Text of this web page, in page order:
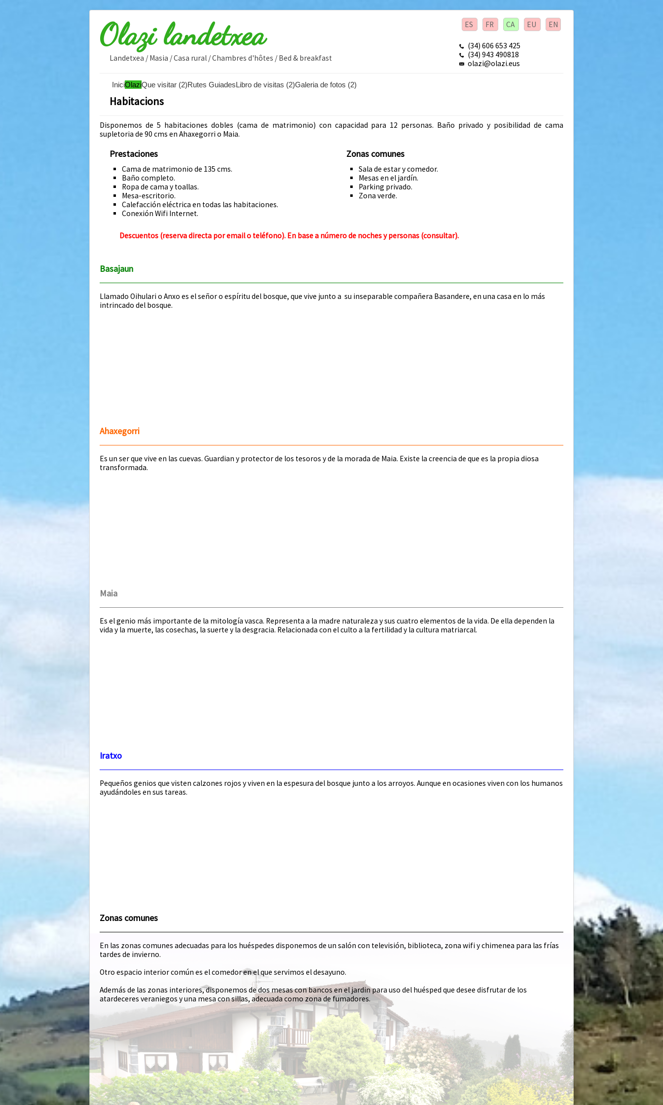
Olazi landetxea
Landetxea / Masia / Casa rural / Chambres d'hôtes / Bed & breakfast
ES FR CA EU EN
(34) 606 653 425
(34) 943 490818
olazi@olazi.eus
IniciOlaziQue visitar (2)Rutes GuiadesLibro de visitas (2)Galeria de fotos (2)
Habitacions
Disponemos de 5 habitaciones dobles (cama de matrimonio) con capacidad para 12 personas. Baño privado y posibilidad de cama
supletoria de 90 cms en Ahaxegorri o Maia.
Prestaciones
Cama de matrimonio de 135 cms.
Baño completo.
Ropa de cama y toallas.
Mesa-escritorio.
Calefacción eléctrica en todas las habitaciones.
Conexión Wifi Internet.
Zonas comunes
Sala de estar y comedor.
Mesas en el jardín.
Parking privado.
Zona verde.
Descuentos (reserva directa por email o teléfono). En base a número de noches y personas (consultar).
Basajaun
Llamado Oihulari o Anxo es el señor o espíritu del bosque, que vive junto a su inseparable compañera Basandere, en una casa en lo más
intrincado del bosque.
Ahaxegorri
Es un ser que vive en las cuevas. Guardian y protector de los tesoros y de la morada de Maia. Existe la creencia de que es la propia diosa
transformada.
Maia
Es el genio más importante de la mitología vasca. Representa a la madre naturaleza y sus cuatro elementos de la vida. De ella dependen la
vida y la muerte, las cosechas, la suerte y la desgracia. Relacionada con el culto a la fertilidad y la cultura matriarcal.
Iratxo
Pequeños genios que visten calzones rojos y viven en la espesura del bosque junto a los arroyos. Aunque en ocasiones viven con los humanos
ayudándoles en sus tareas.
Zonas comunes
En las zonas comunes adecuadas para los huéspedes disponemos de un salón con televisión, biblioteca, zona wifi y chimenea para las frías
tardes de invierno.
Otro espacio interior común es el comedor en el que servimos el desayuno.
Además de las zonas interiores, disponemos de dos mesas con bancos en el jardin para uso del huésped que desee disfrutar de los
atardeceres veraniegos y una mesa con sillas, adecuada como zona de fumadores.